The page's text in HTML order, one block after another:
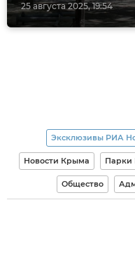
25 августа 2025, 19:54
Эксклюзивы РИА
Новости Крыма Парки
Общество